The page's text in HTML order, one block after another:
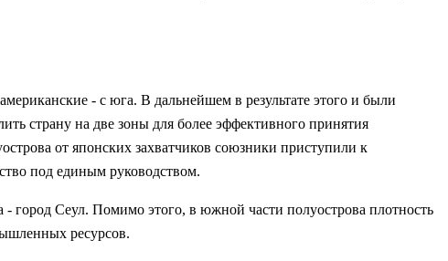
- с юга. В дальнейшем в результате этого и были
страну на две зоны для более эффективного принятия
от японских захватчиков союзники приступили к
под единым руководством.
город Сеул. Помимо этого, в южной части полуострова плотность
ресурсов.